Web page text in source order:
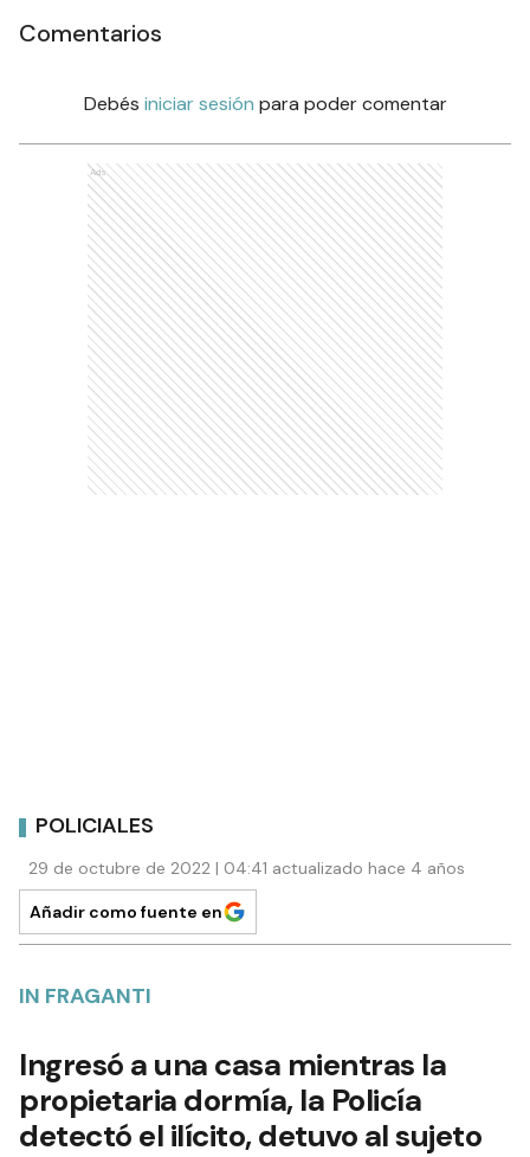
Comentarios
Debés iniciar sesión para poder comentar
Ads
POLICIALES
29 de octubre de 2022 | 04:41 actualizado hace 4 años
Añadir como fuente en
IN FRAGANTI
Ingresó a una casa mientras la
propietaria dormía, la Policía
detectó el ilícito, detuvo al sujeto